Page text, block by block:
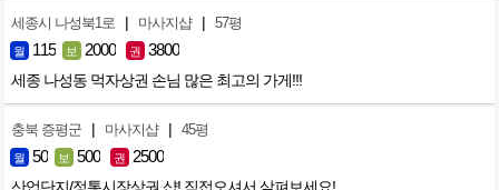
세종시 나성북1로 | 마사지샵 | 57평
월 115 보 2000 권 3800
세종 나성동 먹자상권 손님 많은 최고의 가게!!!
충북 증평군 | 마사지샵 | 45평
월 50 보 500 권 2500